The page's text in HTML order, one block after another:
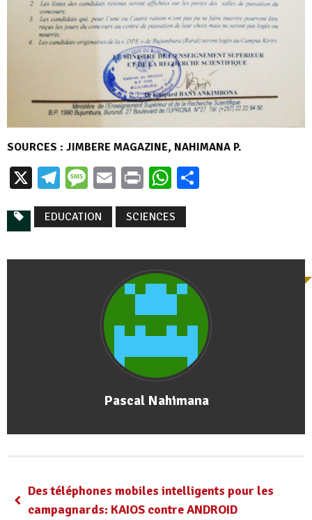
SOURCES : JIMBERE MAGAZINE, NAHIMANA P.
X Telegram
Message
EmailPrintWhatsApp
EDUCATION SCIENCES
Pascal Nahimana
Des téléphones mobiles intelligents pour les
campagnards: KAIOS contre ANDROID